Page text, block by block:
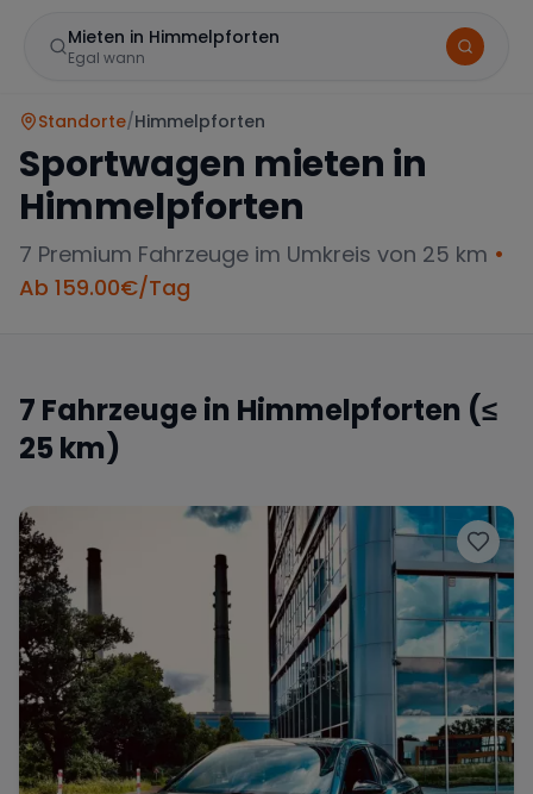
Mieten in Himmelpforten
Egal wann
Mercedes
Porsche Lamborghini Ferrari
McLaren Ford Jaguar
Wann
Zeitraum wählen
Standorte/Himmelpforten
Sportwagen mieten in
Himmelpforten
7 Premium Fahrzeuge im Umkreis von 25 km •
Ab 159.00€/Tag
7 Fahrzeuge in Himmelpforten (≤
25 km)